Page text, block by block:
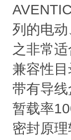
列的电
之非常
兼容性
带有导
暂载率
密封原